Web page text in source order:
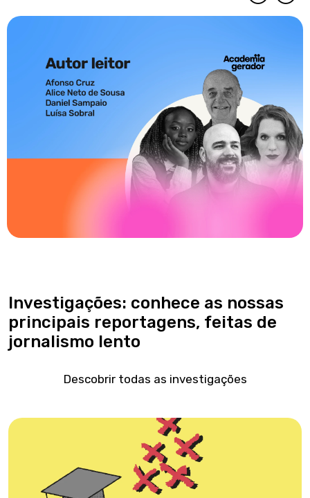
Investigações: conhece as nossas
principais reportagens, feitas de
jornalismo lento
Descobrir todas as investigações